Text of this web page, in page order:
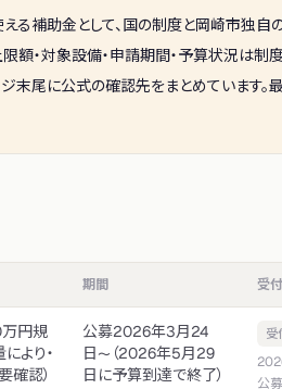
る補助金として、国の制度と岡崎市独自
限額・対象設備・申請期間・予算状況は制
末尾に公式の確認先をまとめています。
期間 受付
円規
より・
確認）
公募2026年3月24
日〜（2026年5月29
日に予算到達で終了）
受
公